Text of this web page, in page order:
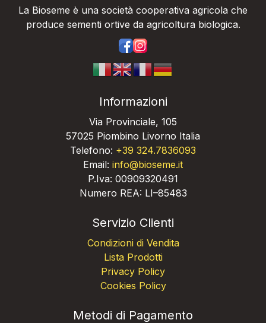
La Bioseme è una società cooperativa agricola che
produce sementi ortive da agricoltura biologica.
Informazioni
Via Provinciale, 105
57025 Piombino Livorno Italia
Telefono: +39 324.7836093
Email: info@bioseme.it
P.Iva: 00909320491
Numero REA: LI–85483
Servizio Clienti
Condizioni di Vendita
Lista Prodotti
Privacy Policy
Cookies Policy
Metodi di Pagamento